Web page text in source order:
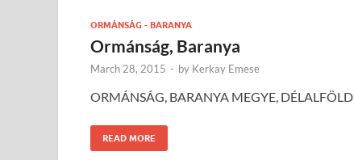
ORMÁNSÁG - BARANYA
Ormánság, Baranya
March 28, 2015 - by Kerkay Emese
ORMÁNSÁG, BARANYA MEGYE, DÉLALFÖLD
READ MORE